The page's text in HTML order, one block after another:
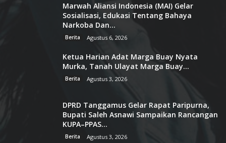
Marwah Aliansi Indonesia (MAI) Gelar
Sosialisasi, Edukasi Tentang Bahaya
Narkoba Dan...
Berita Agustus 6, 2026
Ketua Harian Adat Marga Buay Nyata
Murka, Tanah Ulayat Marga Buay...
Berita Agustus 3, 2026
DPRD Tanggamus Gelar Rapat Paripurna,
Bupati Saleh Asnawi Sampaikan Rancangan
KUPA–PPAS...
Berita Agustus 3, 2026